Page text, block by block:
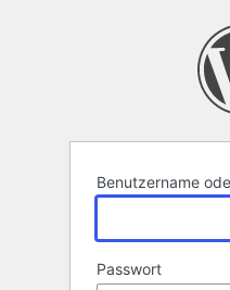
Benutzername
Passwort